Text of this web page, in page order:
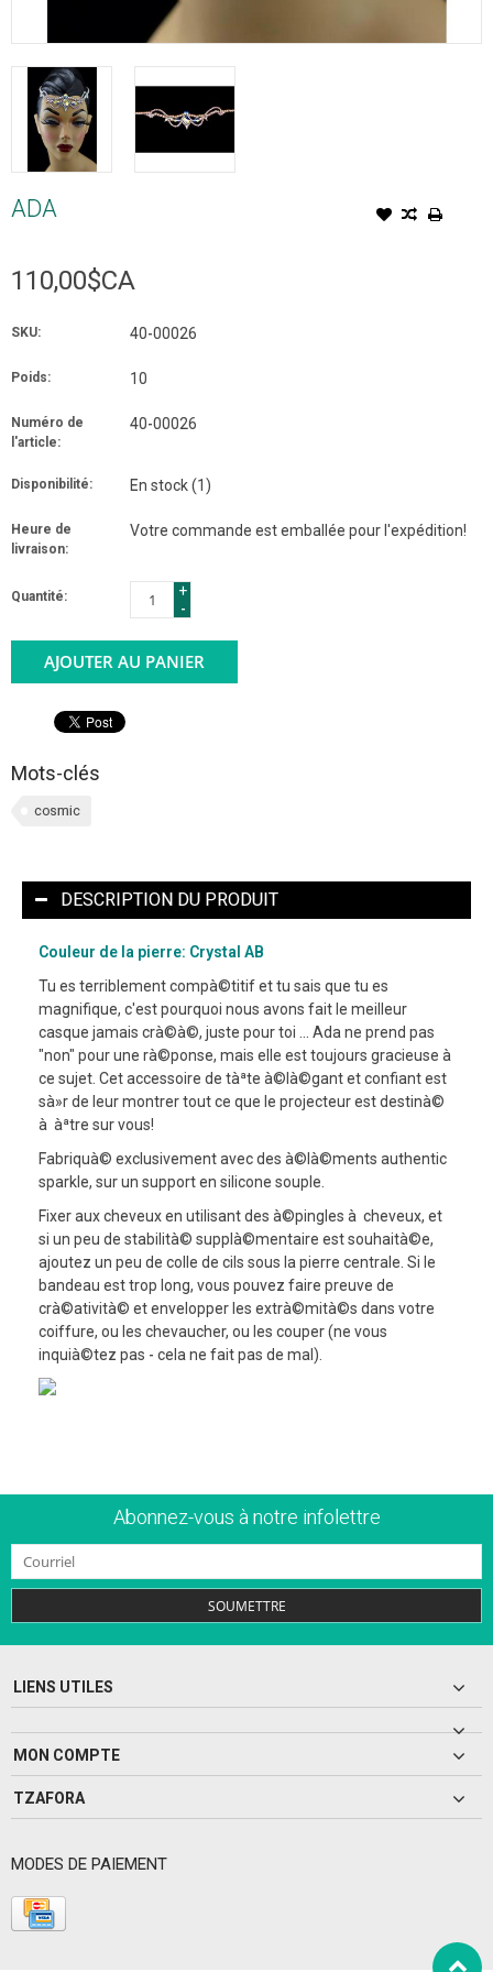
ADA
110,00$CA
SKU: 40-00026
Poids: 10
Numéro de
l'article:
40-00026
Disponibilité: En stock(1)
Heure de
livraison:
Votre commande est emballée pour l'expédition!
Quantité:
+
-
AJOUTER AU PANIER
Mots-clés
cosmic
DESCRIPTION DU PRODUIT
Couleur de la pierre: Crystal AB
Tu es terriblement compà©titif et tu sais que tu es
magnifique, c'est pourquoi nous avons fait le meilleur
casque jamais crà©à©, juste pour toi ... Ada ne prend pas
"non" pour une rà©ponse, mais elle est toujours gracieuse à
ce sujet. Cet accessoire de tàªte à©là©gant et confiant est
sà»r de leur montrer tout ce que le projecteur est destinà©
à àªtre sur vous!
Fabriquà© exclusivement avec des à©là©ments authentic
sparkle, sur un support en silicone souple.
Fixer aux cheveux en utilisant des à©pingles à cheveux, et
si un peu de stabilità© supplà©mentaire est souhaità©e,
ajoutez un peu de colle de cils sous la pierre centrale. Si le
bandeau est trop long, vous pouvez faire preuve de
crà©atività© et envelopper les extrà©mità©s dans votre
coiffure, ou les chevaucher, ou les couper (ne vous
inquià©tez pas - cela ne fait pas de mal).
Abonnez-vous à notre infolettre
SOUMETTRE
LIENS UTILES
MON COMPTE
TZAFORA
MODES DE PAIEMENT